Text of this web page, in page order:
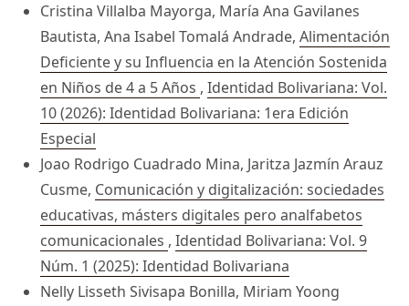
Cristina Villalba Mayorga, María Ana Gavilanes
Bautista, Ana Isabel Tomalá Andrade, Alimentación
Deficiente y su Influencia en la Atención Sostenida
en Niños de 4 a 5 Años , Identidad Bolivariana: Vol.
10 (2026): Identidad Bolivariana: 1era Edición
Especial
Joao Rodrigo Cuadrado Mina, Jaritza Jazmín Arauz
Cusme, Comunicación y digitalización: sociedades
educativas, másters digitales pero analfabetos
comunicacionales , Identidad Bolivariana: Vol. 9
Núm. 1 (2025): Identidad Bolivariana
Nelly Lisseth Sivisapa Bonilla, Miriam Yoong